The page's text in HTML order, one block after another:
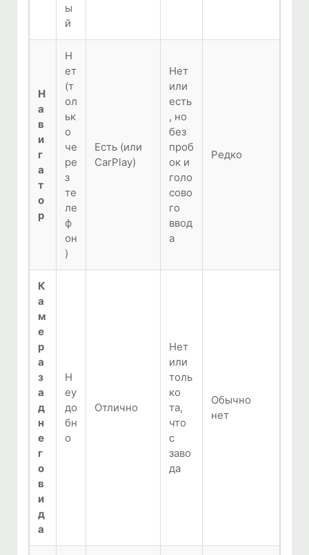
ы
й
Н
а
в
и
г
а
т
о
р
Н
ет
(т
ол
ьк
о
че
ре
з
те
ле
ф
он
)
Есть (или
CarPlay)
Нет
или
есть
, но
без
проб
ок и
голо
сово
го
ввод
а
Редко
К
а
м
е
р
а
з
а
д
н
е
г
о
в
и
д
а
Н
еу
до
бн
о
Отлично
Нет
или
толь
ко
та,
что
с
заво
да
Обычно
нет